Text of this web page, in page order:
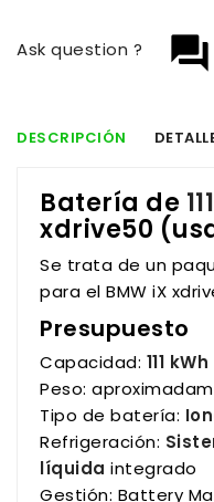
question_answer
Ask question ?
DESCRIPCIÓN
Batería de
xdrive50
Se trata de un
para el BMW iX
Presupuesto
Capacidad: 111 kWh
Peso:
Tipo de batería:
Refrigeración:
líquida integrado
Gestión: Battery